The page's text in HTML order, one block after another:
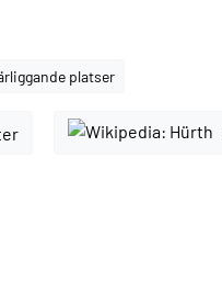
platser